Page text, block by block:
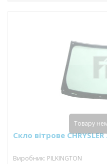
Скло вітрове
Виробник: PILKINGTON
Товару